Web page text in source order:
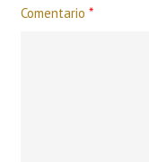
Comentario*